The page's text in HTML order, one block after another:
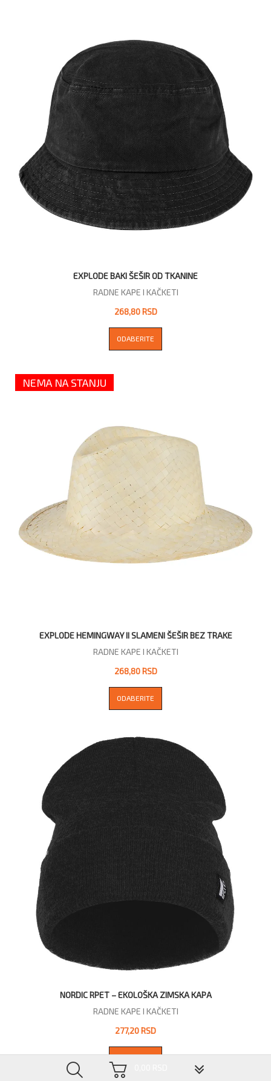
EXPLODE BAKI ŠEŠIR OD TKANINE
RADNE KAPE I KAČKETI
268,80 RSD
ODABERITE
NEMA NA STANJU
EXPLODE HEMINGWAY II SLAMENI ŠEŠIR BEZ TRAKE
RADNE KAPE I KAČKETI
268,80 RSD
ODABERITE
NORDIC RPET – EKOLOŠKA ZIMSKA KAPA
RADNE KAPE I KAČKETI
277,20 RSD
▼